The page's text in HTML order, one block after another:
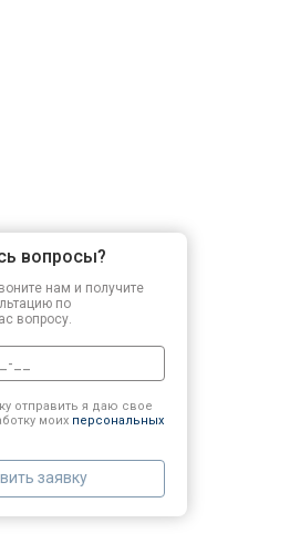
вопросы?
нам и получите
по
вопросу.
отправить я даю свое
моих персональных
заявку